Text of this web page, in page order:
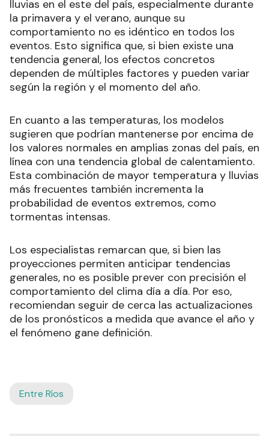
lluvias en el este del país, especialmente durante
la primavera y el verano, aunque su
comportamiento no es idéntico en todos los
eventos. Esto significa que, si bien existe una
tendencia general, los efectos concretos
dependen de múltiples factores y pueden variar
según la región y el momento del año.
En cuanto a las temperaturas, los modelos
sugieren que podrían mantenerse por encima de
los valores normales en amplias zonas del país, en
línea con una tendencia global de calentamiento.
Esta combinación de mayor temperatura y lluvias
más frecuentes también incrementa la
probabilidad de eventos extremos, como
tormentas intensas.
Los especialistas remarcan que, si bien las
proyecciones permiten anticipar tendencias
generales, no es posible prever con precisión el
comportamiento del clima día a día. Por eso,
recomiendan seguir de cerca las actualizaciones
de los pronósticos a medida que avance el año y
el fenómeno gane definición.
Entre Ríos